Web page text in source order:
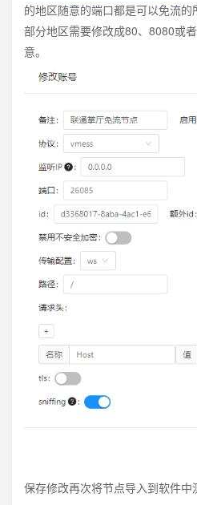
的地区随意的端口都是可以免流的
部分地区需要修改成80、8080或
意。
保存修改再次将节点导入到软件中